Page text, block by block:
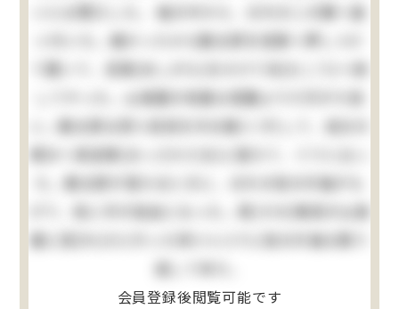
いには閉口した。 袖の中から、おれの二の腕へ食
い付いた。痛かったから勘太郎を垣根へ押しつけ
て置いて、足搦(あしがら)をかけて向(むこう)へ倒
してやった。山城屋の地面は菜園より六尺がた低
い。勘太郎は四つ目垣を半分崩(くず)して、自分の
領分へ真逆様(まっさかさま)に落ちて、ぐうと云っ
た。勘太郎が落ちるときに、おれの袷の片袖がも
げて、急に手が自由になった。其(その)晩母が山城
屋に詫(わ)びに行った序(つい)でに袷の片袖も取り
返して来た。
会員登録後閲覧可能です